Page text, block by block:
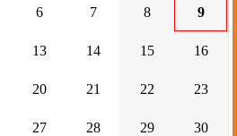
6 7 8 9
13 14 15 16
20 21 22 23
27 28 29 30